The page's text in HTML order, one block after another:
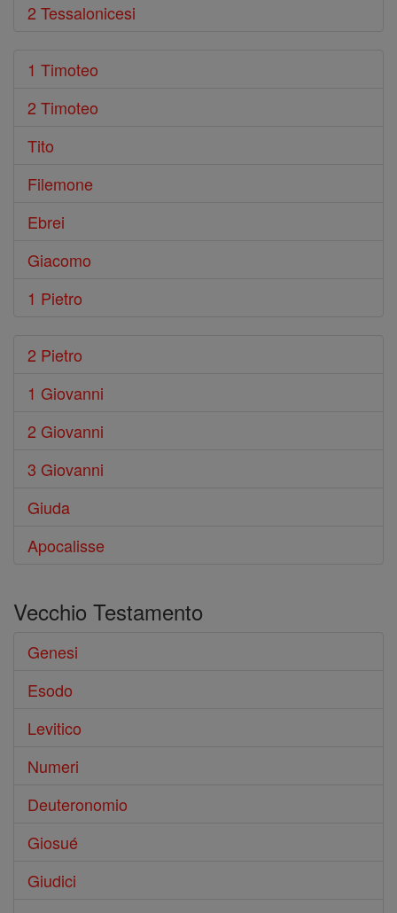
2 Tessalonicesi
1 Timoteo
2 Timoteo
Tito
Filemone
Ebrei
Giacomo
1 Pietro
2 Pietro
1 Giovanni
2 Giovanni
3 Giovanni
Giuda
Apocalisse
Vecchio Testamento
Genesi
Esodo
Levitico
Numeri
Deuteronomio
Giosué
Giudici